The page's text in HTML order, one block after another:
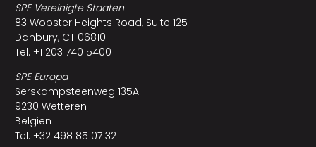
SPE Vereinigte Staaten
83 Wooster Heights Road, Suite 125
Danbury, CT 06810
Tel. +1 203 740 5400
SPE Europa
Serskampsteenweg 135A
9230 Wetteren
Belgien
Tel. +32 498 85 07 32